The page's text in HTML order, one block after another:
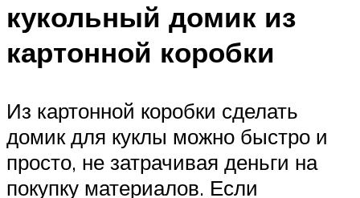
кукольный домик из
картонной коробки
Из картонной коробки сделать
домик для куклы можно быстро и
просто, не затрачивая деньги на
покупку материалов. Если